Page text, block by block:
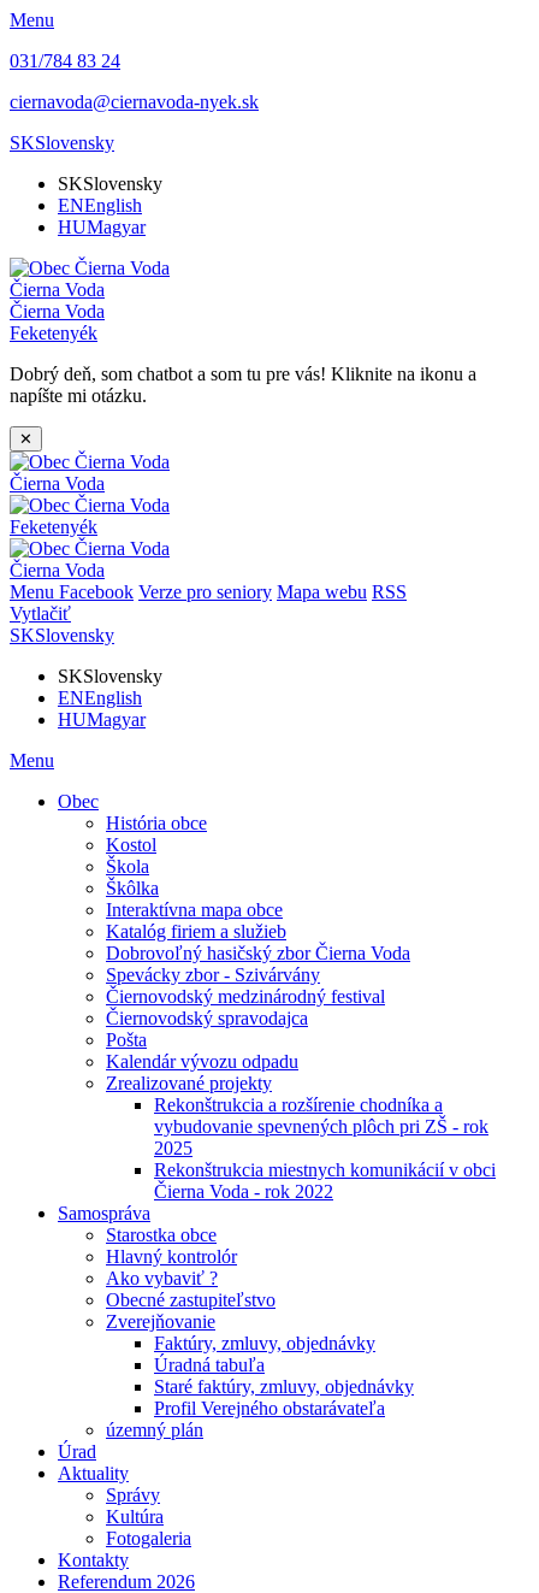
Menu
031/784 83 24
ciernavoda@ciernavoda-nyek.sk
SKSlovensky
SKSlovensky
ENEnglish
HUMagyar
Čierna Voda
Čierna Voda
Feketenyék
Dobrý deň, som chatbot a som tu pre vás! Kliknite na ikonu a
napíšte mi otázku.
✕
Čierna Voda
Feketenyék
Čierna Voda
Menu Facebook Verze pro seniory Mapa webu RSS
Vytlačiť
SKSlovensky
SKSlovensky
ENEnglish
HUMagyar
Menu
Obec
História obce
Kostol
Škola
Škôlka
Interaktívna mapa obce
Katalóg firiem a služieb
Dobrovoľný hasičský zbor Čierna Voda
Spevácky zbor - Szivárvány
Čiernovodský medzinárodný festival
Čiernovodský spravodajca
Pošta
Kalendár vývozu odpadu
Zrealizované projekty
Rekonštrukcia a rozšírenie chodníka a
vybudovanie spevnených plôch pri ZŠ - rok
2025
Rekonštrukcia miestnych komunikácií v obci
Čierna Voda - rok 2022
Samospráva
Starostka obce
Hlavný kontrolór
Ako vybaviť ?
Obecné zastupiteľstvo
Zverejňovanie
Faktúry, zmluvy, objednávky
Úradná tabuľa
Staré faktúry, zmluvy, objednávky
Profil Verejného obstarávateľa
územný plán
Úrad
Aktuality
Správy
Kultúra
Fotogaleria
Kontakty
Referendum 2026